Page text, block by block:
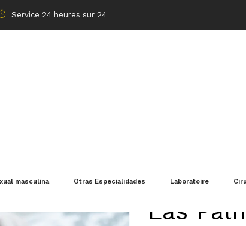
Service 24 heures sur 24
masculina Otras Especialidades Laboratoire
Las